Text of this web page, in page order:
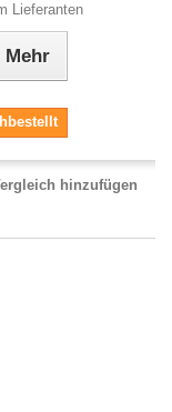
Lieferanten
Mehr
hinzufügen